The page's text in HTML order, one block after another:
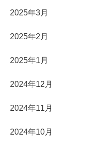
2025年3月
2025年2月
2025年1月
2024年12月
2024年11月
2024年10月